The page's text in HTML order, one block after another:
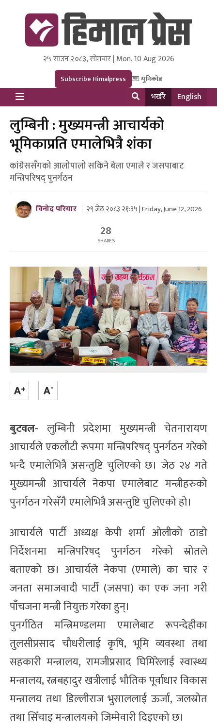
Himal Press
Dot NewsyNepal Media and Research Pvt Ltd.
२५ साउन २०८३, सोमबार | Mon, 10 Aug 2026
Subscribe Himalpress युनिकोड
भर्खरै English
लुम्बिनी : मुख्यमन्त्री आचार्यको
भूमिकाप्रति एमालेभित्रै शंका
कांग्रेससँगको आलोपालो सकिने बेला एमाले र जसपाबाट
मन्त्रिपरिषद् पुनर्गठन
विनोद परियार २९ जेठ २०८३ २१:३५ | Friday, June 12, 2026
28
SHARES
बुटवल- लुम्बिनी प्रदेशमा मुख्यमन्त्री चेतनारायण
आचार्यले एकलौटी रूपमा मन्त्रिपरिषद् पुनर्गठन गरेको
भन्दै एमालेभित्रै असन्तुष्टि चुलिएको छ। जेठ २४ गते
मुख्यमन्त्री आचार्यले नेकपा एमालेबाट मन्त्रीहरुको
पुनर्गठन गरेसँगै एमालेभित्रै असन्तुष्टि चुलिएको हो।
आचार्यले पार्टी अध्यक्ष केपी शर्मा ओलीको ठाडो
निर्देशनमा मन्त्रिपरिषद् पुनर्गठन गरेको स्रोतले
बताएको छ। आचार्यले नेकपा (एमाले) का चार र
जनता समाजवादी पार्टी (जसपा) का एक जना गरी
पाँचजना मन्त्री नियुक्त गरेका हुन्।
पुनर्गठित मन्त्रिमण्डलमा एमालेबाट रूपन्देहीका
तुलसीप्रसाद चौधरीलाई कृषि, भूमि व्यवस्था तथा
सहकारी मन्त्रालय, रामजीप्रसाद घिमिरेलाई स्वास्थ्य
मन्त्रालय, रत्नबहादुर खत्रीलाई भौतिक पूर्वाधार विकास
मन्त्रालय तथा डिल्लीराज भुसाललाई ऊर्जा, जलस्रोत
तथा सिँचाइ मन्त्रालयको जिम्मेवारी दिइएको छ।